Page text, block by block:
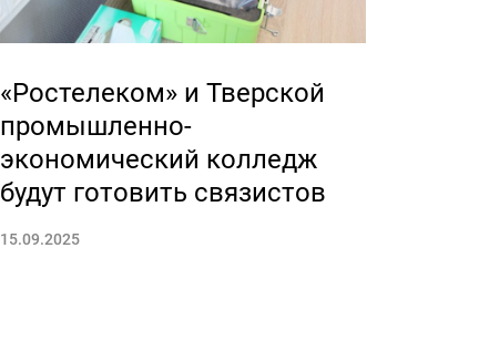
«Ростелеком» и Тверской
промышленно-
экономический колледж
будут готовить связистов
15.09.2025